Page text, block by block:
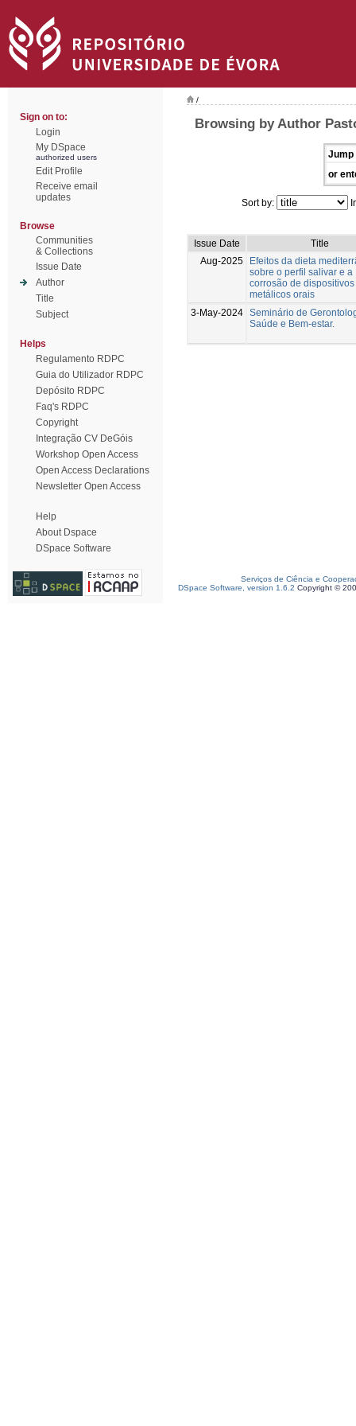
Sign on to:
Login
My DSpace
authorized users
Edit Profile
Receive email
updates
Browse
Communities
& Collections
Issue Date
Author
Title
Subject
Helps
Regulamento RDPC
Guia do Utilizador RDPC
Depósito RDPC
Faq's RDPC
Copyright
Integração CV DeGóis
Workshop Open Access
Open Access Declarations
Newsletter Open Access
Help
About Dspace
DSpace Software
/
Browsing by Author
Jump
or
Sort by:
Issue Date
Title
Aug-2025
Efeitos da dieta
sobre o perfil salivar e a
corrosão de dispositivos
metálicos orais
3-May-2024 Seminário de
Saúde e Bem-estar.
Serviços de Ciência e
DSpace Software, version 1.6.2 Copyright ©